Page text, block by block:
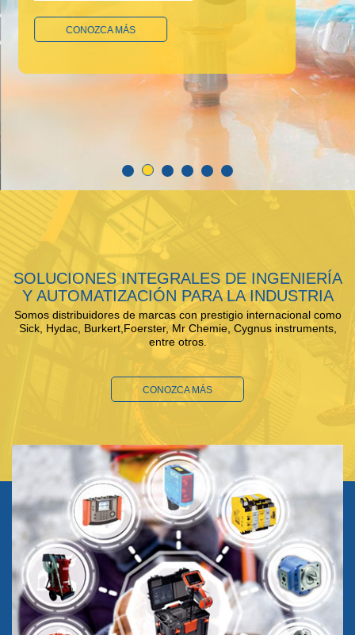
CONOZCA MÁS
SOLUCIONES INTEGRALES DE INGENIERÍA
Y AUTOMATIZACIÓN PARA LA INDUSTRIA
Somos distribuidores de marcas con prestigio internacional como
Sick, Hydac, Burkert,Foerster, Mr Chemie, Cygnus instruments,
entre otros.
CONOZCA MÁS
HIDRÁULICA
SENSORES
ENSAYOS NO DESTRUCTIVOS
FLUÍDICA - BURKERT - BRAMMERTZ
DISTRIBUIDOR AUTORIZADO
NEUMÁTICA